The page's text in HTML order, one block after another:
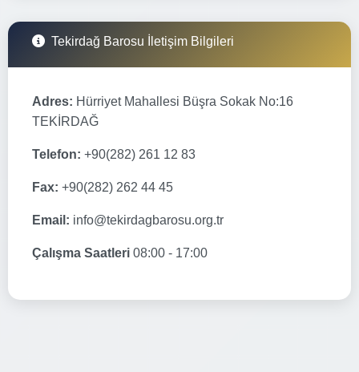
Tekirdağ Barosu İletişim Bilgileri
Adres: Hürriyet Mahallesi Büşra Sokak No:16
TEKİRDAĞ
Telefon: +90(282) 261 12 83
Fax: +90(282) 262 44 45
Email: info@tekirdagbarosu.org.tr
Çalışma Saatleri 08:00 - 17:00